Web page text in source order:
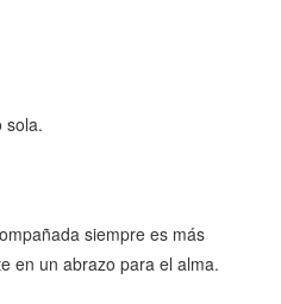
sola.
siempre es más
en un abrazo para el alma.